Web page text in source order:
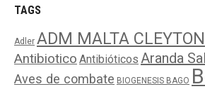
TAGS
Adler ADM MALTA CLEYTON
Antibiotico Antibióticos Aranda
Aves de combate BIOGENESIS BAGO